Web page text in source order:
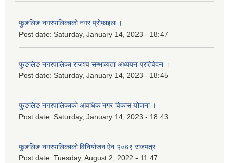
फुङलिङ नगरपालिकाको नगर प्रोफाइल ।
Post date: Saturday, January 14, 2023 - 18:47
फुङलिङ नगरपालिका राजश्व सम्भाव्यता अध्ययन प्रतिवेदन ।
Post date: Saturday, January 14, 2023 - 18:45
फुङलिङ नगरपालिकाको आवधिक नगर विकास योजना ।
Post date: Saturday, January 14, 2023 - 18:43
फुङलिङ नगरपालिकाको विनियोजन ऐन २०७९ राजपत्र
Post date: Tuesday, August 2, 2022 - 11:47